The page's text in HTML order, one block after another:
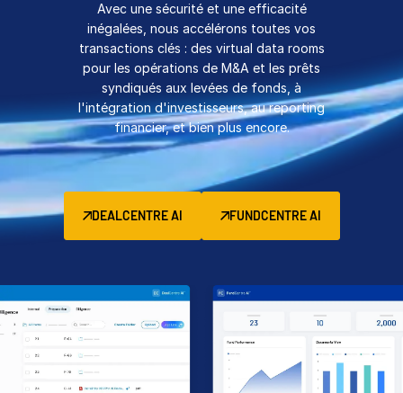
Marketing
Diligence
Gestion
DealVault
Connect
FundCentre
Levée de fonds
Accueil
Avancés
Services de transaction
Expurgation
Support transactionnel
Reporting avancé
Avec une sécurité et une efficacité
inégalées, nous accélérons toutes vos
transactions clés : des virtual data rooms
pour les opérations de M&A et les prêts
syndiqués aux levées de fonds, à
l'intégration d'investisseurs, au reporting
financier, et bien plus encore.
DEALCENTRE AI FUNDCENTRE AI